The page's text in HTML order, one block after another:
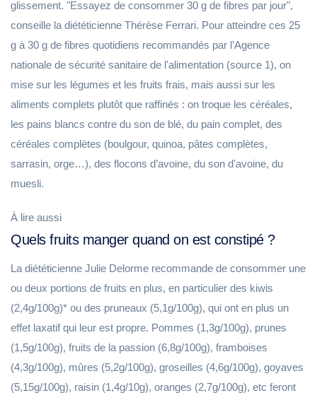
glissement. "Essayez de consommer 30 g de fibres par jour",
conseille la diététicienne Thérèse Ferrari. Pour atteindre ces 25
g à 30 g de fibres quotidiens recommandés par l’Agence
nationale de sécurité sanitaire de l'alimentation (source 1), on
mise sur les légumes et les fruits frais, mais aussi sur les
aliments complets plutôt que raffinés : on troque les céréales,
les pains blancs contre du son de blé, du pain complet, des
céréales complètes (boulgour, quinoa, pâtes complètes,
sarrasin, orge…), des flocons d’avoine, du son d'avoine, du
muesli.
À lire aussi
Quels fruits manger quand on est constipé ?
La diététicienne Julie Delorme recommande de consommer une
ou deux portions de fruits en plus, en particulier des kiwis
(2,4g/100g)* ou des pruneaux (5,1g/100g), qui ont en plus un
effet laxatif qui leur est propre. Pommes (1,3g/100g), prunes
(1,5g/100g), fruits de la passion (6,8g/100g), framboises
(4,3g/100g), mûres (5,2g/100g), groseilles (4,6g/100g), goyaves
(5,15g/100g), raisin (1,4g/10g), oranges (2,7g/100g), etc feront